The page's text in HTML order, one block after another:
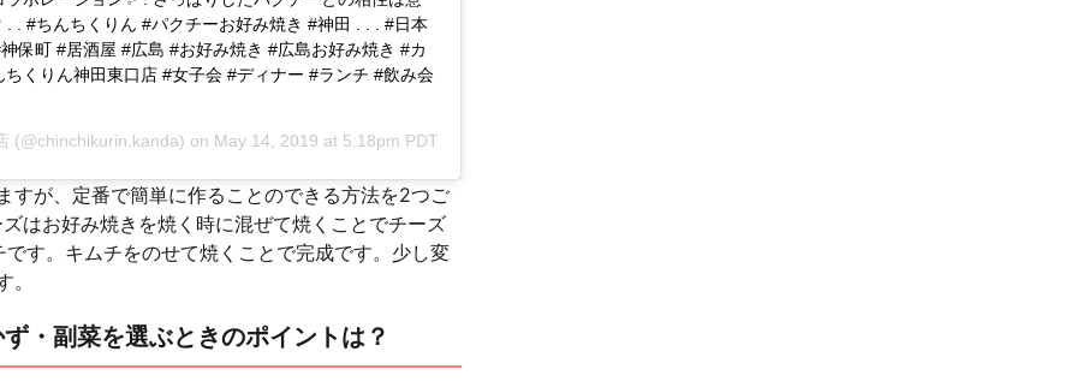
. #ちんちくりん #パクチーお好み焼き #神田 . . . #日本
保町 #居酒屋 #広島 #お好み焼き #広島お好み焼き #カ
くりん神田東口店 #女子会 #ディナー #ランチ #飲み会
(@chinchikurin.kanda) on May 14, 2019 at 5:18pm PDT
すが、定番で簡単に作ることのできる方法を2つご
はお好み焼きを焼く時に混ぜて焼くことでチーズ
す。キムチをのせて焼くことで完成です。少し変
・副菜を選ぶときのポイントは？